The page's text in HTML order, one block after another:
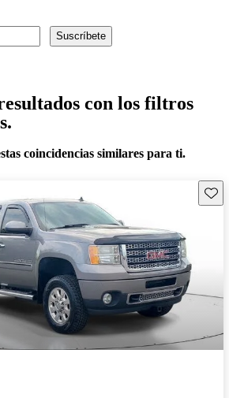
Suscríbete
con los filtros
coincidencias similares para ti.